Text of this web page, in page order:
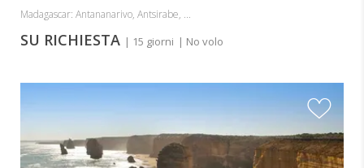
Madagascar: Antananarivo, Antsirabe, ...
SU RICHIESTA | 15 giorni | No volo